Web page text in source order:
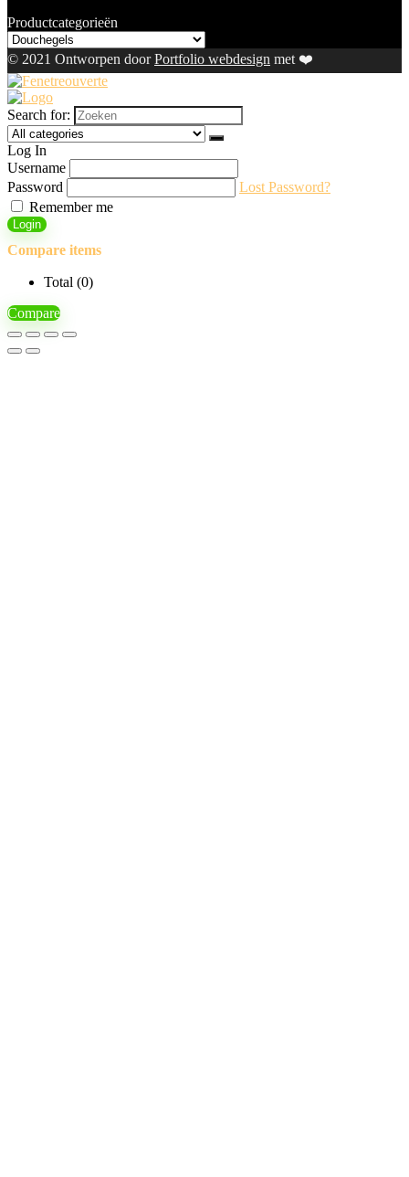
Productcategorieën
© 2021 Ontworpen doorPortfolio webdesign met ❤️
Search for:
Log In
Username
Password
Lost Password?
Remember me
Login
Compare items
Total (0)
Compare